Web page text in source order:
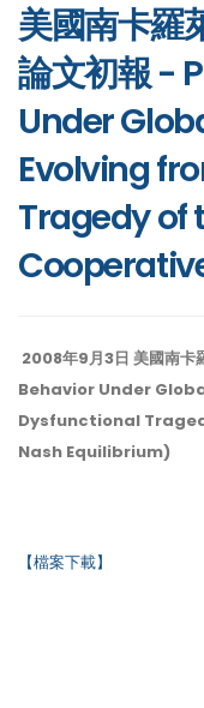
美國南卡羅
論文初報 -
Under
Evolving
Tragedy of
2008年9月3日 美國南
Behavior Under
Dysfunctional
Nash Equilibrium)
【檔案下載】